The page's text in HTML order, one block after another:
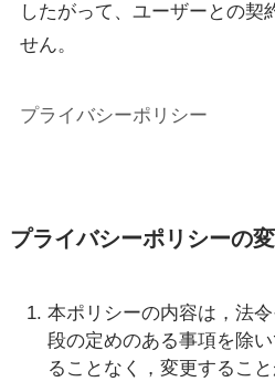
したがって、ユーザーとの契
せん。
プライバシーポリシー
プライバシーポリシーの
本ポリシーの内容は，法
段の定めのある事項を除
ることなく，変更するこ